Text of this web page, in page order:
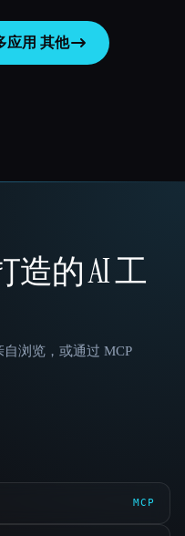
应用 其他
造的 AI 工
浏览，或通过 MCP
MCP